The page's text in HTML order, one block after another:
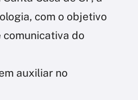
com o objetivo
do
auxiliar no